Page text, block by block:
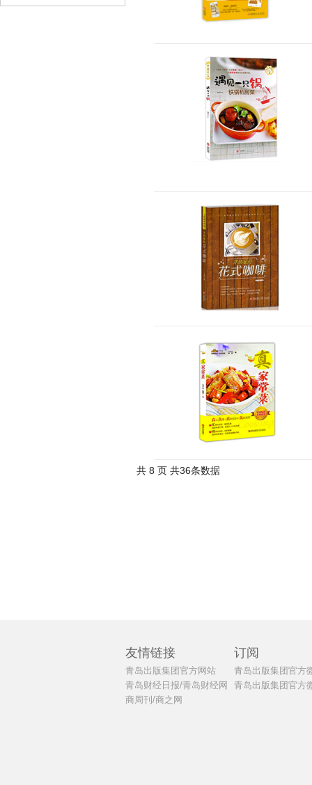
共 8 页 共36条数据
友情链接
青岛出版集团官方网站
青岛财经日报/青岛财经网
商周刊/商之网
订阅
青岛出版集团官方
青岛出版集团官方